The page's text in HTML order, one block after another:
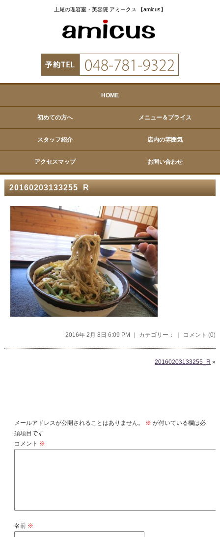
上尾の理容室・美容院 アミークス 【amicus】
HOME
初めての方へ メニュー＆プライス
スタッフ紹介 店内の雰囲気
アクセスマップ お問い合わせ
20160203133255_R
2016年 2月 8日 6:09 PM ｜ カテゴリー： ｜ コメント (0)
20160203133255_R »
メールアドレスが公開されることはありません。 ※ が付いている欄は必
須項目です
コメント ※
名前 ※